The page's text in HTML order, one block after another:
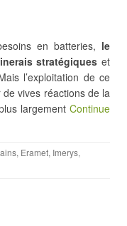
en batteries, le
stratégiques et
l’exploitation de ce
de vives réactions de la
largement Continue
, Eramet, Imerys,